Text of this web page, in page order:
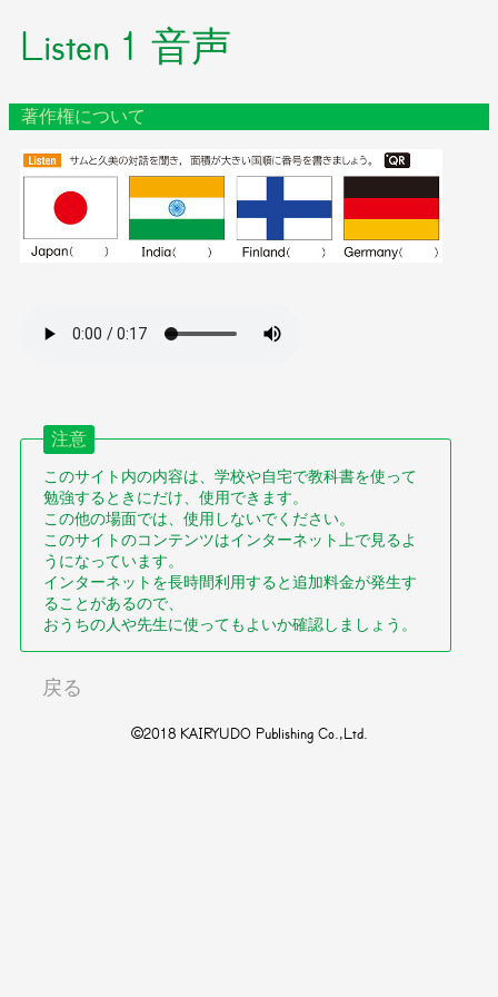
Listen 1 音声
著作権について
注意
このサイト内の内容は、学校や自宅で教科書を使って
勉強するときにだけ、使用できます。
この他の場面では、使用しないでください。
このサイトのコンテンツはインターネット上で見るよ
うになっています。
インターネットを長時間利用すると追加料金が発生す
ることがあるので、
おうちの人や先生に使ってもよいか確認しましょう。
戻る
©2018 KAIRYUDO Publishing Co.,Ltd.